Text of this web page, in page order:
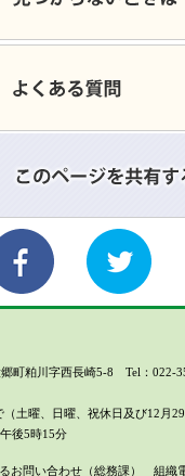
町粕川字西長崎5-8 Tel：022-
（土曜、日曜、祝休日及び12月
後5時15分
お問い合わせ（総務課） 組織